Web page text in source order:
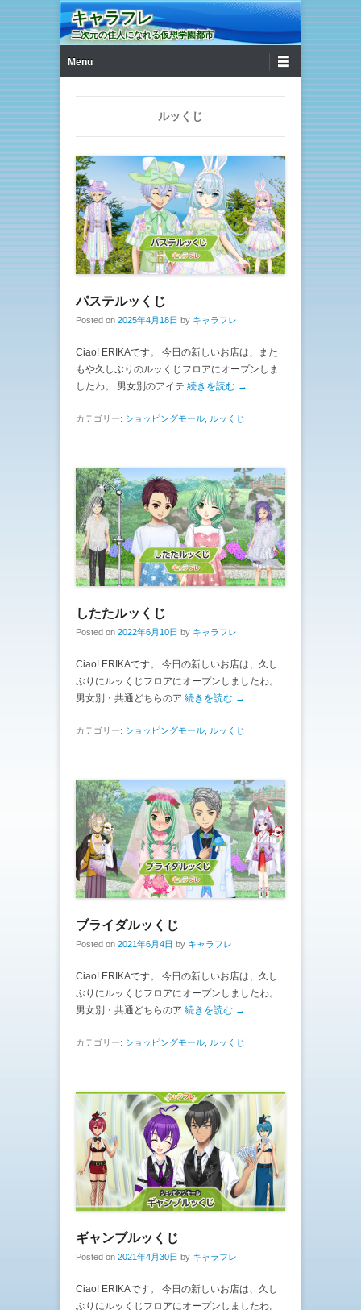
キャラフレ
二次元の住人になれる仮想学園都市
Menu
ルッくじ
パステルッくじ
Posted on 2025年4月18日 by キャラフレ
Ciao! ERIKAです。 今日の新しいお店は、また
もや久しぶりのルッくじフロアにオープンしま
したわ。 男女別のアイテ 続きを読む →
カテゴリー: ショッピングモール ルッくじ
したたルッくじ
Posted on 2022年6月10日 by キャラフレ
Ciao! ERIKAです。 今日の新しいお店は、久し
ぶりにルッくじフロアにオープンしましたわ。
男女別・共通どちらのア 続きを読む →
カテゴリー: ショッピングモール ルッくじ
ブライダルッくじ
Posted on 2021年6月4日 by キャラフレ
Ciao! ERIKAです。 今日の新しいお店は、久し
ぶりにルッくじフロアにオープンしましたわ。
男女別・共通どちらのア 続きを読む →
カテゴリー: ショッピングモール, ルッくじ
ギャンブルッくじ
Posted on 2021年4月30日 by キャラフレ
Ciao! ERIKAです。 今日の新しいお店は、久し
ぶりにルッくじフロアにオープンしましたわ。